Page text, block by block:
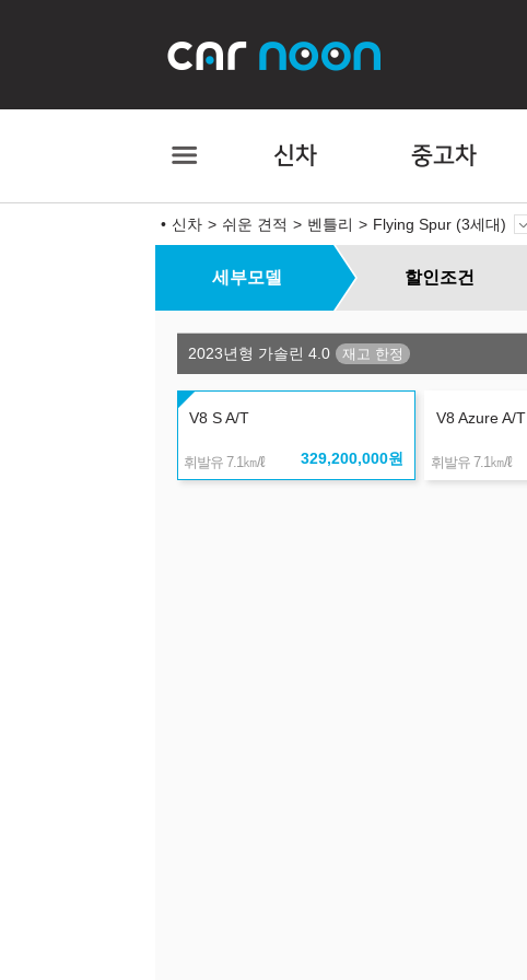
신차 중고차
신차 쉬운 견적 벤틀리 Flying Spur (3세대)
세부모델 할인조건
2023년형 가솔린 4.0
V8 S A/T
휘발유 7.1㎞/ℓ 329,200,000원
V8 Azure A/T
휘발유 7.1㎞/ℓ